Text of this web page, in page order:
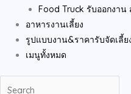
Food Truck รับออกงาน
อาหารงานเลี้ยง
รูปแบบงาน&ราคารับจัดเลี้ย
เมนูทั้งหมด